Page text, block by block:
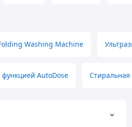
Washing Machine
AutoDose